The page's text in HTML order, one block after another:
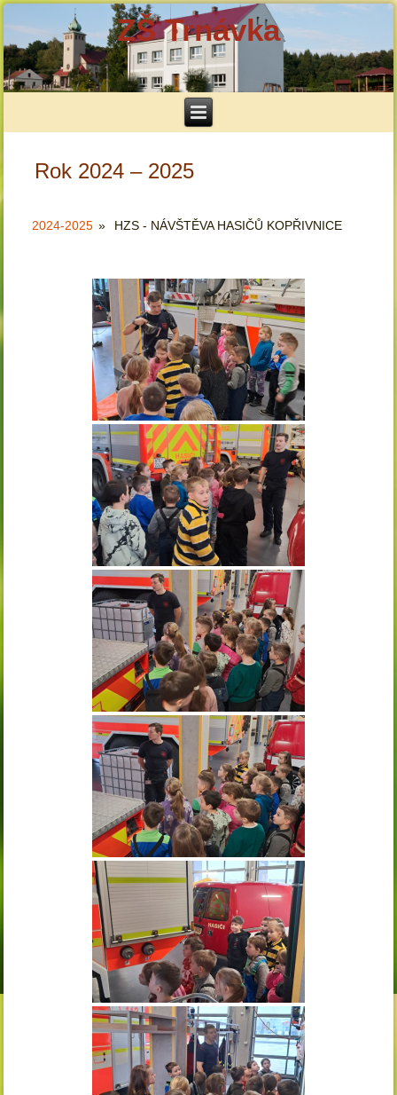
ZŠ Trnávka
Rok 2024 – 2025
2024-2025 » HZS - NÁVŠTĚVA HASIČŮ KOPŘIVNICE